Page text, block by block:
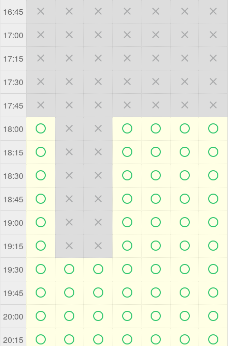
16:45       
17:00       
17:15       
17:30       
17:45       
18:00       
18:15       
18:30       
18:45       
19:00       
19:15       
19:30       
19:45       
20:00       
20:15       